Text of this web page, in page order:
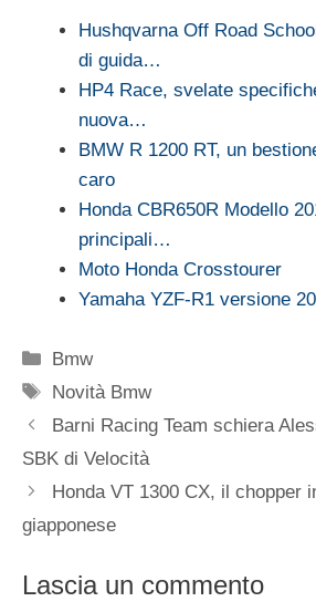
Hushqvarna Off Road
di guida…
HP4 Race, svelate
nuova…
BMW R 1200 RT, un
caro
Honda CBR650R Modello
principali…
Moto Honda Crosstourer
Yamaha YZF-R1 versione
Categorie
Bmw
Tag
Novità Bmw
Barni Racing Team schiera
SBK di Velocità
Honda VT 1300 CX, il chopper
giapponese
Lascia un commento